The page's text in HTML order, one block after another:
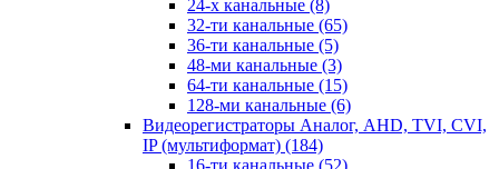
24-х канальные (8)
32-ти канальные (65)
36-ти канальные (5)
48-ми канальные (3)
64-ти канальные (15)
128-ми канальные (6)
Видеорегистраторы Аналог, AHD, TVI, CVI,
IP (мультиформат) (184)
16-ти канальные (52)